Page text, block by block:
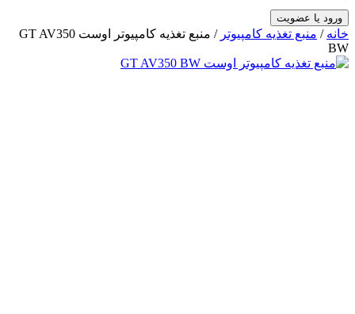
خانه / منبع تغذیه کامپیوتر
/ منبع تغذیه کامپیوتر اوست GT AV350
BW